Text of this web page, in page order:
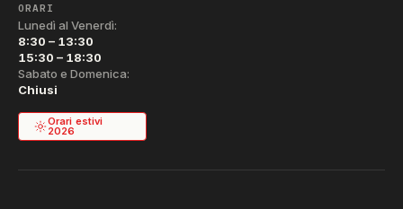
ORARI
Lunedì al Venerdì:
8:30 – 13:30
15:30 – 18:30
Sabato e Domenica:
Chiusi
Orari estivi
2026